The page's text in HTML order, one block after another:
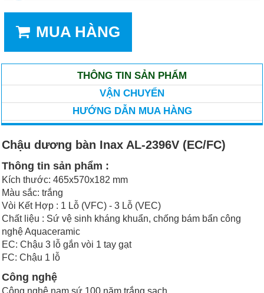
MUA HÀNG
THÔNG TIN SẢN PHẨM
VẬN CHUYỂN
HƯỚNG DẪN MUA HÀNG
Chậu dương bàn Inax AL-2396V (EC/FC)
Thông tin sản phẩm :
Kích thước: 465x570x182 mm
Màu sắc: trắng
Vòi Kết Hợp : 1 Lỗ (VFC) - 3 Lỗ (VEC)
Chất liệu : Sứ vệ sinh kháng khuẩn, chống bám bẩn công
nghệ Aquaceramic
EC: Chậu 3 lỗ gắn vòi 1 tay gạt
FC: Chậu 1 lỗ
Công nghệ